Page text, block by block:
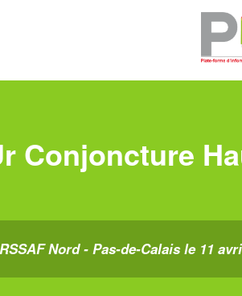
Conjoncture
Nord - Pas-de-Calais le 11